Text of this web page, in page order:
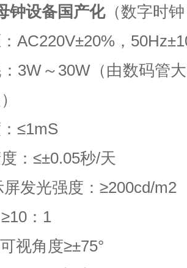
钟设备国产化（数字时
AC220V±20% ， 50Hz±
3W ～ 30W（由数码管
≤1mS
：≤±0.05秒/天
屏发光强度： ≥200cd/m2
≥10 ： 1
视角度≥±75°